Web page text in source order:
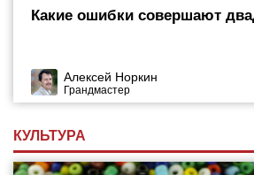
Какие ошибки совершают
Алексей Норкин
Грандмастер
КУЛЬТУРА